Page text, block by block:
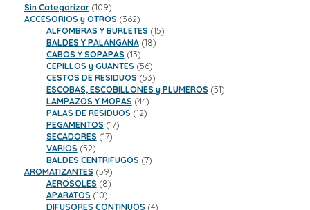
Sin Categorizar 109109
productos
ACCESORIOS y OTROS 362362
productos
ALFOMBRAS Y BURLETES 1515
BALDES Y PALANGANA 1818
CABOS Y SOPAPAS 1313
productos
CEPILLOS y GUANTES 5656
productos
CESTOS DE RESIDUOS 5353
productos
ESCOBAS, ESCOBILLONES y PLUMEROS 5151
LAMPAZOS Y MOPAS 4444
productos
PALAS DE RESIDUOS 1212
PEGAMENTOS 1717
SECADORES 1717
VARIOS 5252
productos
BALDES CENTRIFUGOS 77
AROMATIZANTES 5959
productos
AEROSOLES 88
productos
APARATOS 1010
productos
DIFUSORES CONTINUOS 44